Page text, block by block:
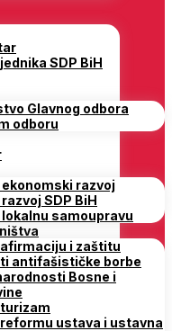
SDP BiH
Glavnog odbora
odboru
razvoj
SDP BiH
samoupravu
afirmaciju i zaštitu
antifašističke borbe
Bosne i
reformu ustava i ustavna